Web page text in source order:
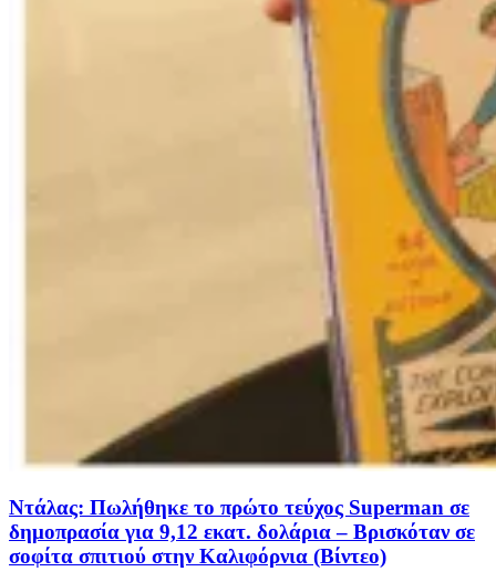
Ντάλας: Πωλήθηκε το πρώτο τεύχος Superman σε
δημοπρασία για 9,12 εκατ. δολάρια – Βρισκόταν σε
σοφίτα σπιτιού στην Καλιφόρνια (Βίντεο)